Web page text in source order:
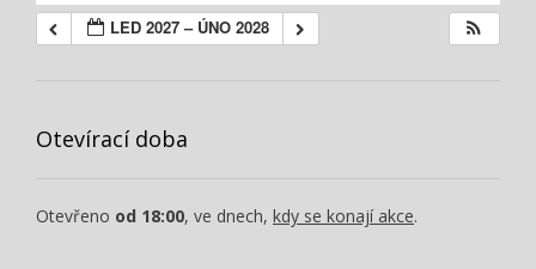
LED 2027 – ÚNO 2028
Otevírací doba
Otevřeno od 18:00, ve dnech, kdy se konají akce.